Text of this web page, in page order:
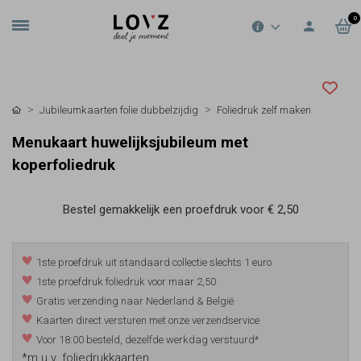
0
Jubileumkaarten folie dubbelzijdig Foliedruk zelf maken
Menukaart huwelijksjubileum met
koperfoliedruk
Bestel gemakkelijk een proefdruk voor € 2,50
1ste proefdruk uit standaard collectie slechts 1 euro
1ste proefdruk foliedruk voor maar 2,50
Gratis verzending naar Nederland & België
Kaarten direct versturen met onze verzendservice
Voor 18:00 besteld, dezelfde werkdag verstuurd*
*m.u.v. foliedrukkaarten